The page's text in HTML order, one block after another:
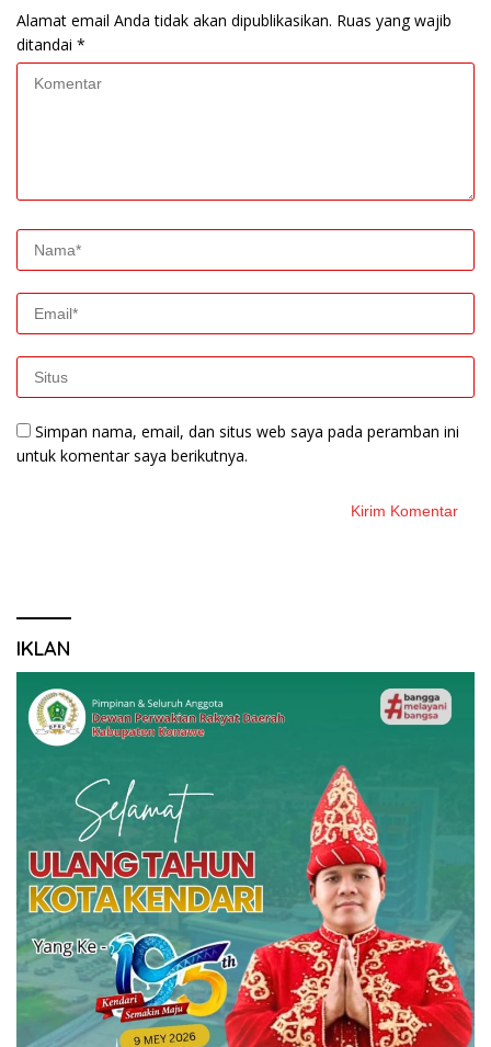
Alamat email Anda tidak akan dipublikasikan. Ruas yang wajib
ditandai *
Simpan nama, email, dan situs web saya pada peramban ini
untuk komentar saya berikutnya.
IKLAN